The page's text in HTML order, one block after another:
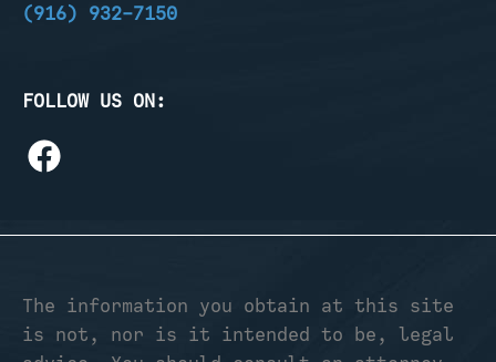
(916) 932-7150
FOLLOW US ON:
The information you obtain at this site
is not, nor is it intended to be, legal